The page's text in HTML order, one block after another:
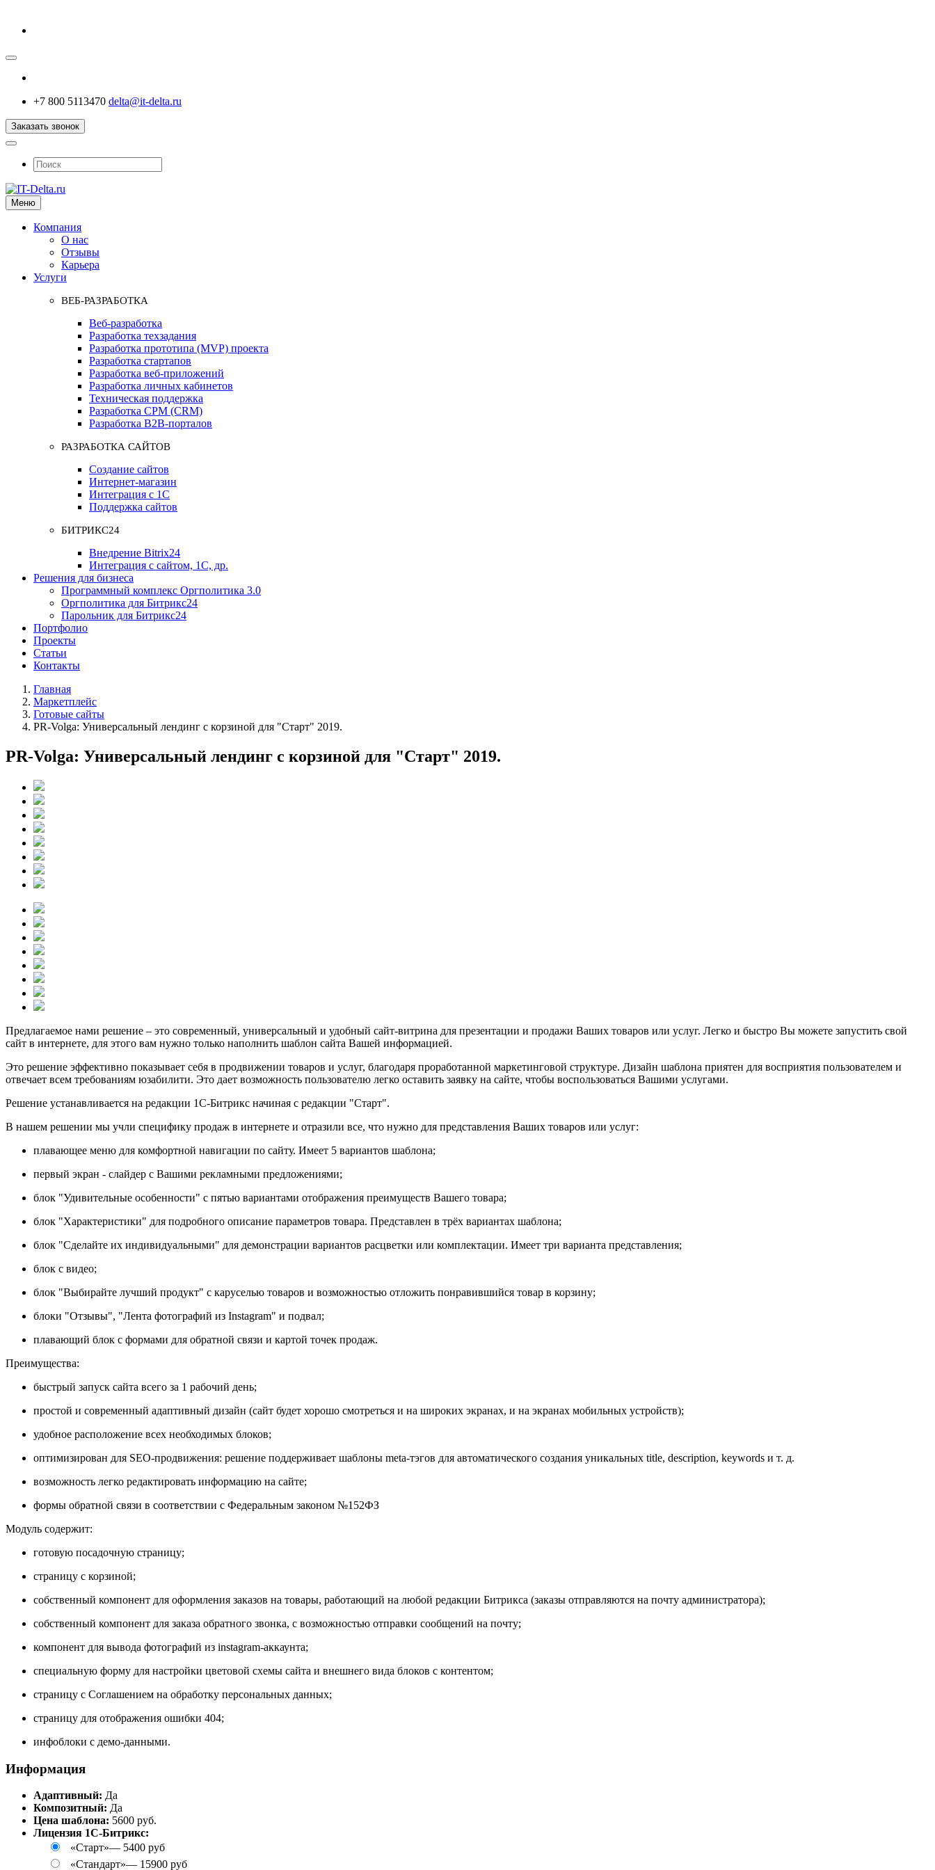
+7 800 5113470 delta@it-delta.ru
Заказать звонок
Меню
Компания
О нас
Отзывы
Карьера
Услуги
ВЕБ-РАЗРАБОТКА
Веб-разработка
Разработка техзадания
Разработка прототипа (MVP) проекта
Разработка стартапов
Разработка веб-приложений
Разработка личных кабинетов
Техническая поддержка
Разработка СРМ (CRM)
Разработка B2B-порталов
РАЗРАБОТКА САЙТОВ
Создание сайтов
Интернет-магазин
Интеграция с 1С
Поддержка сайтов
БИТРИКС24
Внедрение Bitrix24
Интеграция с сайтом, 1С, др.
Решения для бизнеса
Программный комплекс Оргполитика 3.0
Оргполитика для Битрикс24
Парольник для Битрикс24
Портфолио
Проекты
Статьи
Контакты
Главная
Маркетплейс
Готовые сайты
PR-Volga: Универсальный лендинг с корзиной для "Старт" 2019.
PR-Volga: Универсальный лендинг с корзиной для "Старт" 2019.
Предлагаемое нами решение – это современный, универсальный и удобный сайт-витрина для презентации и продажи Ваших товаров или услуг. Легко и быстро Вы можете запустить свой
сайт в интернете, для этого вам нужно только наполнить шаблон сайта Вашей информацией.
Это решение эффективно показывает себя в продвижении товаров и услуг, благодаря проработанной маркетинговой структуре. Дизайн шаблона приятен для восприятия пользователем и
отвечает всем требованиям юзабилити. Это дает возможность пользователю легко оставить заявку на сайте, чтобы воспользоваться Вашими услугами.
Решение устанавливается на редакции 1С-Битрикс начиная с редакции "Старт".
В нашем решении мы учли специфику продаж в интернете и отразили все, что нужно для представления Ваших товаров или услуг:
плавающее меню для комфортной навигации по сайту. Имеет 5 вариантов шаблона;
первый экран - слайдер с Вашими рекламными предложениями;
блок "Удивительные особенности" с пятью вариантами отображения преимуществ Вашего товара;
блок "Характеристики" для подробного описание параметров товара. Представлен в трёх вариантах шаблона;
блок "Сделайте их индивидуальными" для демонстрации вариантов расцветки или комплектации. Имеет три варианта представления;
блок с видео;
блок "Выбирайте лучший продукт" с каруселью товаров и возможностью отложить понравившийся товар в корзину;
блоки "Отзывы", "Лента фотографий из Instagram" и подвал;
плавающий блок с формами для обратной связи и картой точек продаж.
Преимущества:
быстрый запуск сайта всего за 1 рабочий день;
простой и современный адаптивный дизайн (сайт будет хорошо смотреться и на широких экранах, и на экранах мобильных устройств);
удобное расположение всех необходимых блоков;
оптимизирован для SEO-продвижения: решение поддерживает шаблоны meta-тэгов для автоматического создания уникальных title, description, keywords и т. д.
возможность легко редактировать информацию на сайте;
формы обратной связи в соответствии с Федеральным законом №152ФЗ
Модуль содержит:
готовую посадочную страницу;
страницу с корзиной;
собственный компонент для оформления заказов на товары, работающий на любой редакции Битрикса (заказы отправляются на почту администратора);
собственный компонент для заказа обратного звонка, с возможностью отправки сообщений на почту;
компонент для вывода фотографий из instagram-аккаунта;
специальную форму для настройки цветовой схемы сайта и внешнего вида блоков с контентом;
страницу с Соглашением на обработку персональных данных;
страницу для отображения ошибки 404;
инфоблоки с демо-данными.
Информация
Адаптивный: Да
Композитный: Да
Цена шаблона: 5600 руб.
Лицензия 1С-Битрикс:
«Старт»— 5400 руб
«Стандарт»— 15900 руб